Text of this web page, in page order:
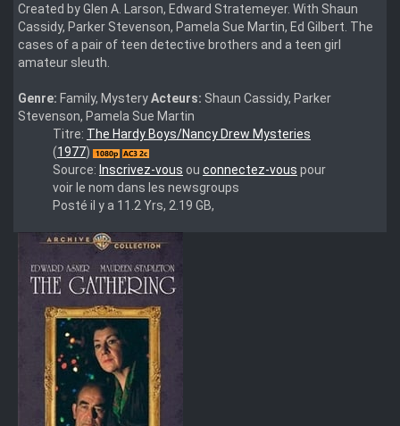
Created by Glen A. Larson, Edward Stratemeyer. With Shaun
Cassidy, Parker Stevenson, Pamela Sue Martin, Ed Gilbert. The
cases of a pair of teen detective brothers and a teen girl
amateur sleuth.
Genre: Family, MysteryActeurs: Shaun Cassidy, Parker
Stevenson, Pamela Sue Martin
Complete
name
Breaking.Away.1979.Multi.1080p.BluRay.x264
Titre: The Hardy Boys/Nancy Drew Mysteries
(1977)
Source: Inscrivez-vous ou connectez-vous pour
voir le nom dans les newsgroups
Posté il y a 11.2 Yrs, 2.19 GB,